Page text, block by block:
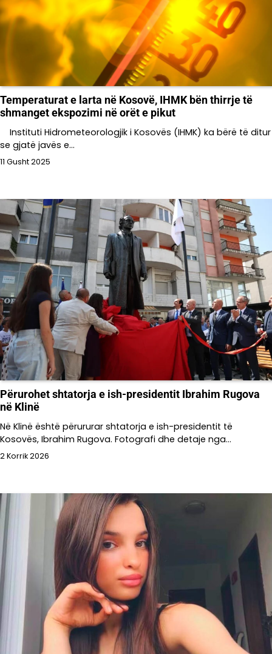
Temperaturat e larta në Kosovë, IHMK bën thirrje të
shmanget ekspozimi në orët e pikut
Instituti Hidrometeorologjik i Kosovës (IHMK) ka bërë të ditur
se gjatë javës e…
11 Gusht 2025
Përurohet shtatorja e ish-presidentit Ibrahim Rugova
në Klinë
Në Klinë është përururar shtatorja e ish-presidentit të
Kosovës, Ibrahim Rugova. Fotografi dhe detaje nga…
2 Korrik 2026